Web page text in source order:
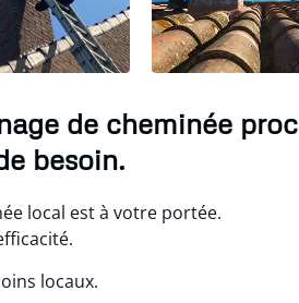
de cheminée
besoin.
local est à votre portée.
locaux.